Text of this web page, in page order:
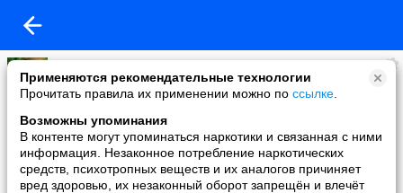
Применяются рекомендательные технологии
Прочитать правила их применении можно по ссылке
Возможны упоминания
В контенте могут упоминаться наркотики и связанная с ними
информация. Незаконное потребление наркотических
средств, психотропных веществ и их аналогов причиняет
вред здоровью, их незаконный оборот запрещён и влечёт
Твоя Совесть
added a photo
18 Dec в 01:05